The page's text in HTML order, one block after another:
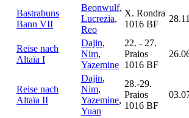
Bastrabuns
Bann VII
Beonwulf,
Lucrezia,
Reo
X. Rondra
1016 BF
Reise nach
Altaïa I
Dajin,
Nim,
Yazemine
22. - 27.
Praios
1016 BF
Reise nach
Altaïa II
Dajin,
Nim,
Yazemine,
Yuan
28.-29.
Praios
1016 BF